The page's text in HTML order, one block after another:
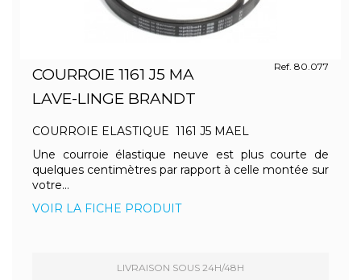
COURROIE 1161 J5 MA
LAVE-LINGE BRANDT
Ref. 80.077
COURROIE ELASTIQUE 1161 J5 MAEL
Une courroie élastique neuve est plus courte de
quelques centimètres par rapport à celle montée sur
votre...
VOIR LA FICHE PRODUIT
LIVRAISON SOUS 24H/48H